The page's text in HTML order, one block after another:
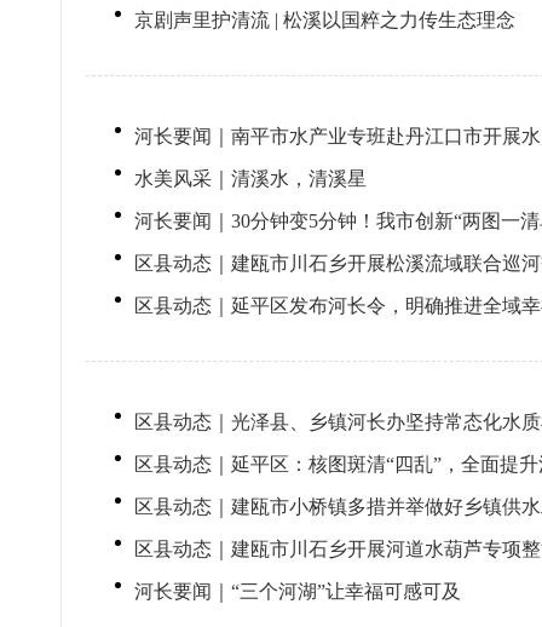
京剧声里护清流 | 松溪以国粹之力传生态理念
河长要闻｜南平市水产业专班赴丹江口市开展
水美风采｜清溪水，清溪星
河长要闻｜30分钟变5分钟！我市创新“两图一
区县动态｜建瓯市川石乡开展松溪流域联合巡
区县动态｜延平区发布河长令，明确推进全域
区县动态｜光泽县、乡镇河长办坚持常态化水
区县动态｜延平区：核图斑清“四乱”，全面提
区县动态｜建瓯市小桥镇多措并举做好乡镇供
区县动态｜建瓯市川石乡开展河道水葫芦专项
河长要闻｜“三个河湖”让幸福可感可及